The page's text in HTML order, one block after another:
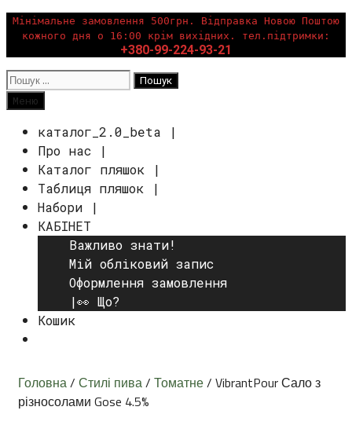
Перейти
вмісту
Мінімальне замовлення 500грн. Відправка Новою Поштою
кожного дня о 16:00 крім вихідних. тел.підтримки:
+380-99-224-93-21
Пошук:
Пошук
Меню
каталог_2.0_beta |
Про нас |
Каталог пляшок |
Таблиця пляшок |
Набори |
КАБІНЕТ
Важливо знати!
Мій обліковий запис
Оформлення замовлення
|👀 Що?
Кошик
Головна/ Стилі пива/ Томатне/ VibrantPour Сало з
різносолами Gose 4.5%